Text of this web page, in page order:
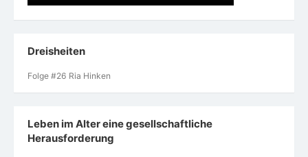
Dreisheiten
Folge #26 Ria Hinken
Leben im Alter eine gesellschaftliche
Herausforderung